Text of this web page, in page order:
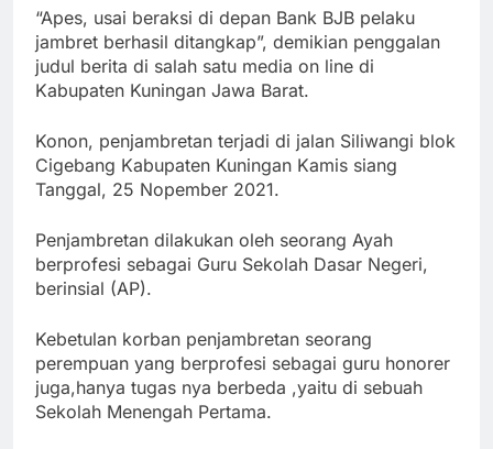
“Apes, usai beraksi di depan Bank BJB pelaku
jambret berhasil ditangkap”, demikian penggalan
judul berita di salah satu media on line di
Kabupaten Kuningan Jawa Barat.
Konon, penjambretan terjadi di jalan Siliwangi blok
Cigebang Kabupaten Kuningan Kamis siang
Tanggal, 25 Nopember 2021.
Penjambretan dilakukan oleh seorang Ayah
berprofesi sebagai Guru Sekolah Dasar Negeri,
berinsial (AP).
Kebetulan korban penjambretan seorang
perempuan yang berprofesi sebagai guru honorer
juga,hanya tugas nya berbeda ,yaitu di sebuah
Sekolah Menengah Pertama.